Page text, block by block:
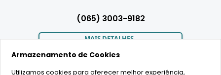
(065) 3003-9182
MAIS DETALHES
Armazenamento de Cookies
Utilizamos cookies para oferecer melhor experiência,